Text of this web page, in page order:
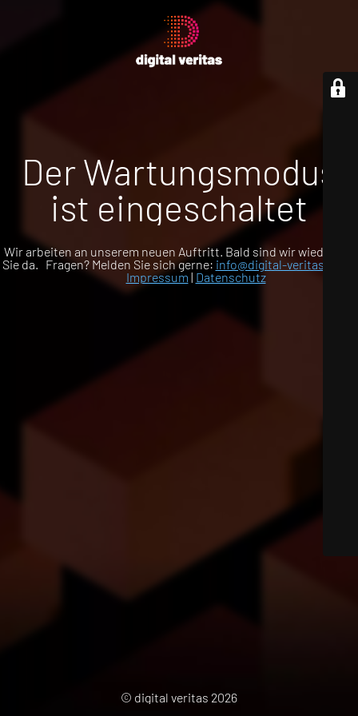
Der Wartungsmodus
ist eingeschaltet
Wir arbeiten an unserem neuen Auftritt. Bald sind wir wieder für
Sie da. Fragen? Melden Sie sich gerne: info@digital-veritas.com
Impressum | Datenschutz
© digital veritas 2026